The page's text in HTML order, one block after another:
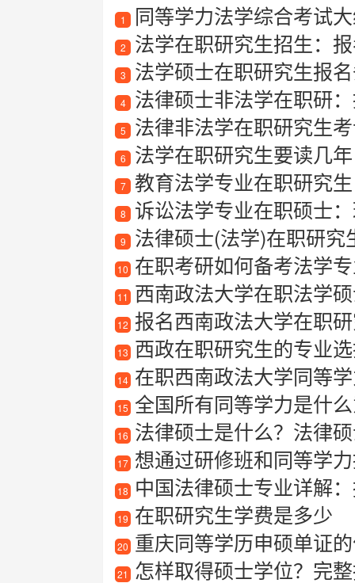
1 同等学力法学综合考试
2 法学在职研究生招生：报
3 法学硕士在职研究生报
4 法律硕士非法学在职研
5 法律非法学在职研究生
6 法学在职研究生要读几年
7 教育法学专业在职研究生
8 诉讼法学专业在职硕士
9 法律硕士(法学)在职研究
10 在职考研如何备考法学
11 西南政法大学在职法学
12 报名西南政法大学在职
13 西政在职研究生的专业
14 在职西南政法大学同等
15 全国所有同等学力是什么意思
16 法律硕士是什么？法律
17 想通过研修班和同等学力提
18 中国法律硕士专业详解：
19 在职研究生学费是多少
20 重庆同等学历申硕单证
21 怎样取得硕士学位？完